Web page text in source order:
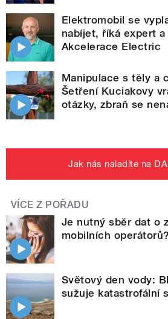
Elektromobil se
nabíjet, říká expert
Akcelerace Electric
Manipulace s těly a
Šetření Kuciakovy
otázky, zbraň se
Jak nás naladíte na
VÍCE Z POŘADU
Je nutný sběr dat o
mobilních
Světový den vody:
sužuje katastrofální